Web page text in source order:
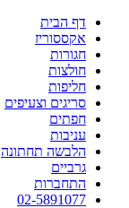
דף הבית
אקססוריז
חגורות
חולצות
חליפות
סריגים וצעיפים
חפתים
עניבות
הלבשה תחתונה
גרביים
התחברות
02-5891077